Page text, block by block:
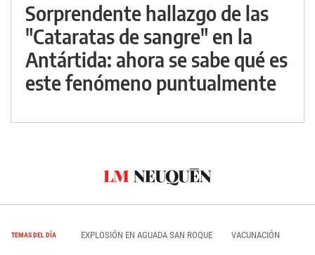
Sorprendente hallazgo de las
"Cataratas de sangre" en la
Antártida: ahora se sabe qué es
este fenómeno puntualmente
TEMAS DEL DÍA EXPLOSIÓN EN AGUADA SAN ROQUE VACUNACIÓN